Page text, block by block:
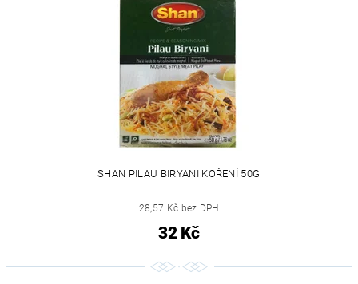
SHAN PILAU BIRYANI KOŘENÍ 50G
28,57 Kč bez DPH
32 Kč